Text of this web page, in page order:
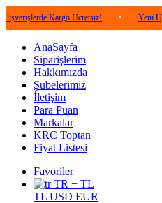
Kargo Ücretsiz! • Yeni Üyelere
AnaSayfa
Siparişlerim
Hakkımızda
Şubelerimiz
İletişim
Para Puan
Markalar
KRC Toptan
Fiyat Listesi
Favoriler
TR − TL
TL USD EUR